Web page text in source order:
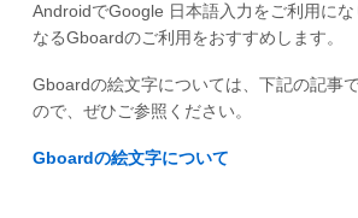
AndroidでGoogle 日本語入力をご利用にな
なるGboardのご利用をおすすめします。
Gboardの絵文字については、下記の記事
ので、ぜひご参照ください。
Gboardの絵文字について